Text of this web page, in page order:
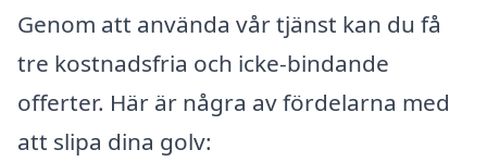
Genom att använda vår tjänst kan du få
tre kostnadsfria och icke-bindande
offerter. Här är några av fördelarna med
att slipa dina golv: